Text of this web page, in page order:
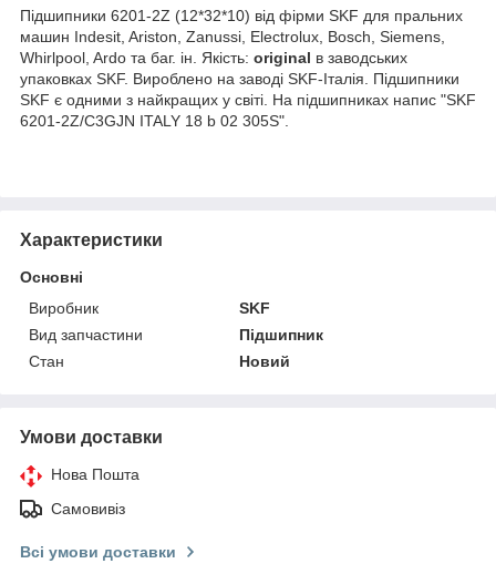
Підшипники 6201-2Z (12*32*10) від фірми SKF для пральних
машин Indesit, Ariston, Zanussi, Electrolux, Bosch, Siemens,
Whirlpool, Ardo та баг. ін. Якість: original в заводських
упаковках SKF. Вироблено на заводі SKF-Італія. Підшипники
SKF є одними з найкращих у світі. На підшипниках напис "SKF
6201-2Z/C3GJN ITALY 18 b 02 305S".
Характеристики
Основні
Виробник
SKF
Вид запчастини
Підшипник
Стан
Новий
Умови доставки
Нова Пошта
Самовивіз
Всі умови доставки